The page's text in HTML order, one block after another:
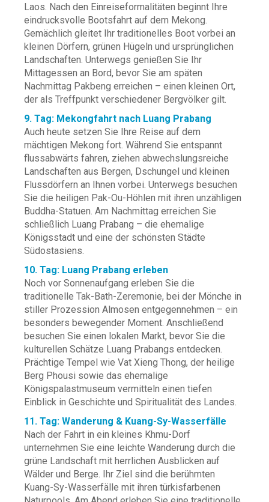
Laos. Nach den Einreiseformalitäten beginnt Ihre
eindrucksvolle Bootsfahrt auf dem Mekong.
Gemächlich gleitet Ihr traditionelles Boot vorbei an
kleinen Dörfern, grünen Hügeln und ursprünglichen
Landschaften. Unterwegs genießen Sie Ihr
Mittagessen an Bord, bevor Sie am späten
Nachmittag Pakbeng erreichen – einen kleinen Ort,
der als Treffpunkt verschiedener Bergvölker gilt.
9. Tag: Mekongfahrt nach Luang Prabang
Auch heute setzen Sie Ihre Reise auf dem
mächtigen Mekong fort. Während Sie entspannt
flussabwärts fahren, ziehen abwechslungsreiche
Landschaften aus Bergen, Dschungel und kleinen
Flussdörfern an Ihnen vorbei. Unterwegs besuchen
Sie die heiligen Pak-Ou-Höhlen mit ihren unzähligen
Buddha-Statuen. Am Nachmittag erreichen Sie
schließlich Luang Prabang – die ehemalige
Königsstadt und eine der schönsten Städte
Südostasiens.
10. Tag: Luang Prabang erleben
Noch vor Sonnenaufgang erleben Sie die
traditionelle Tak-Bath-Zeremonie, bei der Mönche in
stiller Prozession Almosen entgegennehmen – ein
besonders bewegender Moment. Anschließend
besuchen Sie einen lokalen Markt, bevor Sie die
kulturellen Schätze Luang Prabangs entdecken.
Prächtige Tempel wie Vat Xieng Thong, der heilige
Berg Phousi sowie das ehemalige
Königspalastmuseum vermitteln einen tiefen
Einblick in Geschichte und Spiritualität des Landes.
11. Tag: Wanderung & Kuang-Sy-Wasserfälle
Nach der Fahrt in ein kleines Khmu-Dorf
unternehmen Sie eine leichte Wanderung durch die
grüne Landschaft mit herrlichen Ausblicken auf
Wälder und Berge. Ihr Ziel sind die berühmten
Kuang-Sy-Wasserfälle mit ihren türkisfarbenen